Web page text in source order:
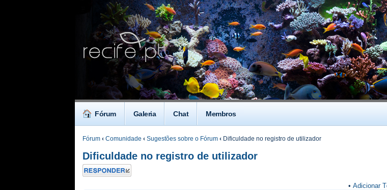
Fórum Galeria Chat Membros
Fórum ‹ Comunidade ‹ Sugestões sobre o Fórum ‹ Dificuldade no registro de utilizador
Dificuldade no registro de utilizador
Responder
• Adicionar